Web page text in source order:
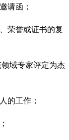
请函；
荣誉或证书的复
域专家评定为杰
的工作；